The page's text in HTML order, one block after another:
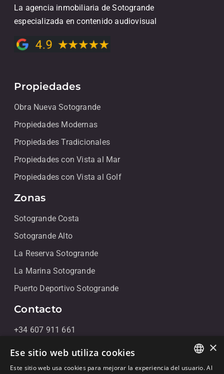
La agencia inmobiliaria de Sotogrande
especializada en contenido audiovisual
Propiedades
Obra Nueva Sotogrande
Propiedades Modernas
Propiedades Tradicionales
Propiedades con Vista al Mar
Propiedades con Vista al Golf
Zonas
Sotogrande Costa
Sotogrande Alto
La Reserva Sotogrande
La Marina Sotogrande
Puerto Deportivo Sotogrande
Contacto
+34 607 911 661
+34 856 091 709
info@noll-sotogrande.com
×
Ese sitio web utiliza cookies
Este sitio web usa cookies para mejorar la experiencia del usuario. Al